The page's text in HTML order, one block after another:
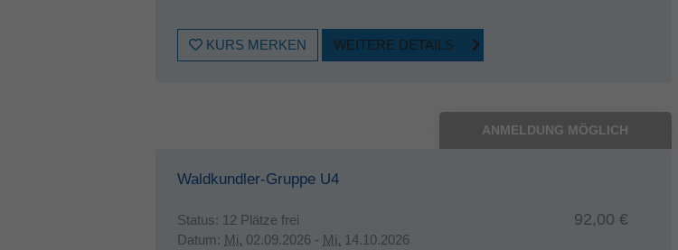
KURS MERKEN WEITERE DETAILS
ANMELDUNG MÖGLICH
Waldkundler-Gruppe U4
Status: 12 Plätze frei
Datum: Mi. 02.09.2026 - Mi. 14.10.2026
92,00 €